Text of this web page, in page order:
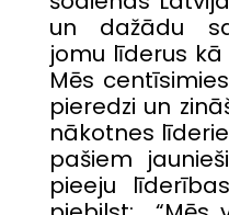
un dažādu
jomu līderus
Mēs
pieredzi un
nākotnes
pašiem
pieeju